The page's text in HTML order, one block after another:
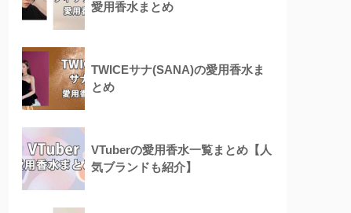
愛用香水まとめ
TWICEサナ(SANA)の愛用香水ま
とめ
VTuberの愛用香水一覧まとめ【人
気ブランドも紹介】